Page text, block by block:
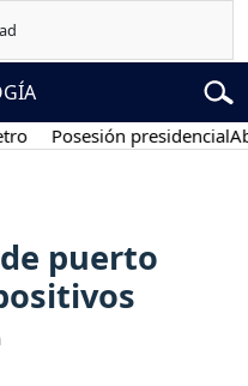
Posesión presidencial
puerto